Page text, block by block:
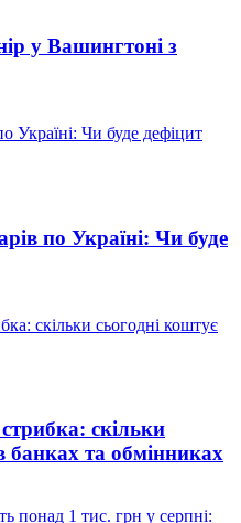
у Вашингтоні з
по Україні: Чи буде
скільки
банках та обмінниках